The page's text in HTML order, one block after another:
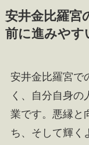
安井金比羅宮
前に進みやす
安井金比羅宮で
く、自分自身の
業です。悪縁と
ち、そして輝く